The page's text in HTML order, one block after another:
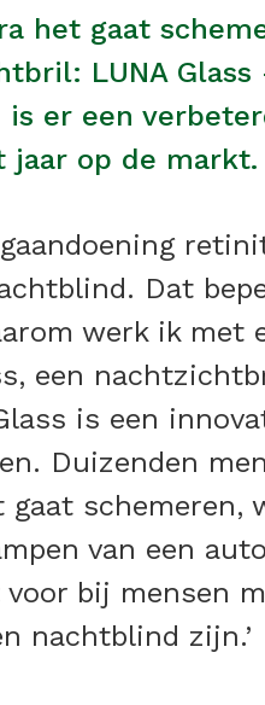
het gaat
LUNA Glass
er een
jaar op de markt.
Dat
werk ik met
een
is een
Duizenden
schemeren,
van een
bij mensen
nachtblind zijn.’